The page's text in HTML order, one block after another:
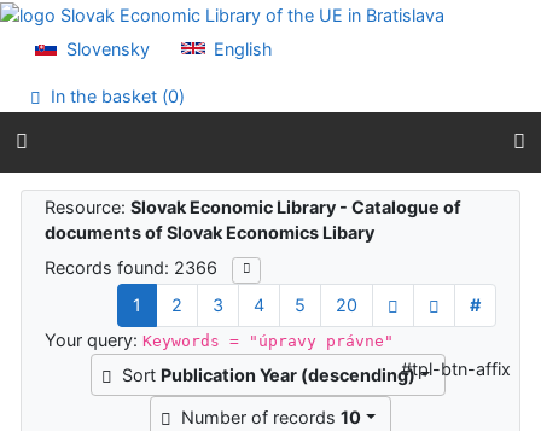
Go to content
Accessibility declaration
Slovensky English
In the basket (0)
Search results
Resource:Slovak Economic Library - Catalogue of
documents of Slovak Economics Libary
Records found: 2366
1
2 3 4 5 20
#
Your query:Keywords = "úpravy právne"
Sort Publication Year (descending)
Number of records 10
#tpl-btn-affix